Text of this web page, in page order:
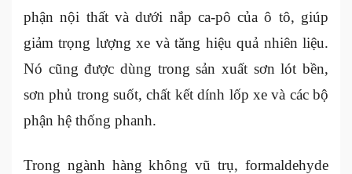
phận nội thất và dưới nắp ca-pô của ô tô, giúp
giảm trọng lượng xe và tăng hiệu quả nhiên liệu.
Nó cũng được dùng trong sản xuất sơn lót bền,
sơn phủ trong suốt, chất kết dính lốp xe và các bộ
phận hệ thống phanh.
Trong ngành hàng không vũ trụ, formaldehyde